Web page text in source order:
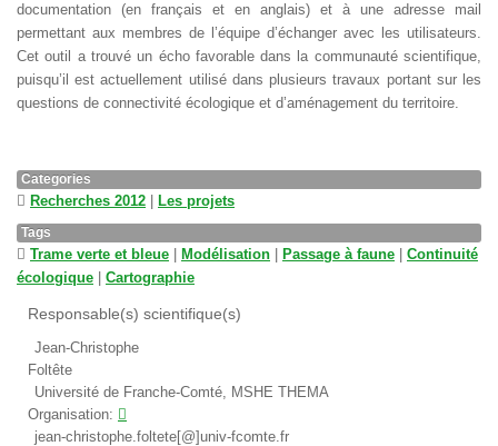
documentation (en français et en anglais) et à une adresse mail
permettant aux membres de l’équipe d’échanger avec les utilisateurs.
Cet outil a trouvé un écho favorable dans la communauté scientifique,
puisqu’il est actuellement utilisé dans plusieurs travaux portant sur les
questions de connectivité écologique et d’aménagement du territoire.
Categories
Recherches 2012 Les projets
Tags
Trame verte et bleue Modélisation Passage à faune
Continuité
écologique
Cartographie
Responsable(s) scientifique(s)
Jean-Christophe
Foltête
Université de Franche-Comté, MSHE THEMA
Organisation:
jean-christophe.foltete[@]univ-fcomte.fr